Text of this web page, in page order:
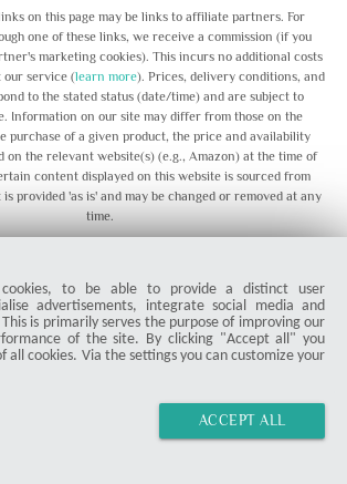
on this page may be links to affiliate partners. For
one of these links, we receive a commission (if you
marketing cookies). This incurs no additional costs
our service (learn more). Prices, delivery conditions, and
to the stated status (date/time) and are subject to
Information on our site may differ from those on the
purchase of a given product, the price and availability
on the relevant website(s) (e.g., Amazon) at the time of
content displayed on this website is sourced from
provided 'as is' and may be changed or removed at any
time.
Postschevron_right
cookies, to be able to provide a distinct user
advertisements, integrate social media and
is primarily serves the purpose of improving our
of the site. By clicking "Accept all" you
all cookies. Via the settings you can customize your
ACCEPT ALL